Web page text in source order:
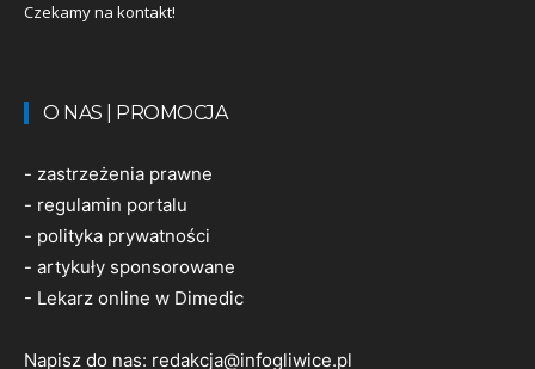
Czekamy na kontakt!
O NAS | PROMOCJA
- zastrzeżenia prawne
- regulamin portalu
- polityka prywatności
- artykuły sponsorowane
- Lekarz online w Dimedic
Napisz do nas: redakcja@infogliwice.pl